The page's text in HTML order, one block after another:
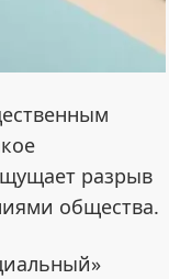
разрыв
общества.